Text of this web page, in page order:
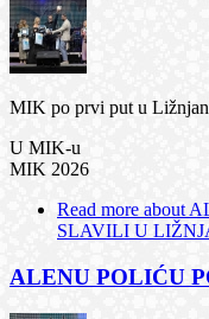
MIK po prvi put u
U MIK-u
MIK 2026
Read more about
SLAVILI U
ALENU POLIĆU